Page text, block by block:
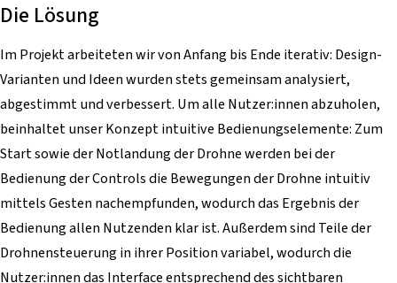
Die Lösung
Im Projekt arbeiteten wir von Anfang bis Ende iterativ: Design-
Varianten und Ideen wurden stets gemeinsam analysiert,
abgestimmt und verbessert. Um alle Nutzer:innen abzuholen,
beinhaltet unser Konzept intuitive Bedienungselemente: Zum
Start sowie der Notlandung der Drohne werden bei der
Bedienung der Controls die Bewegungen der Drohne intuitiv
mittels Gesten nachempfunden, wodurch das Ergebnis der
Bedienung allen Nutzenden klar ist. Außerdem sind Teile der
Drohnensteuerung in ihrer Position variabel, wodurch die
Nutzer:innen das Interface entsprechend des sichtbaren